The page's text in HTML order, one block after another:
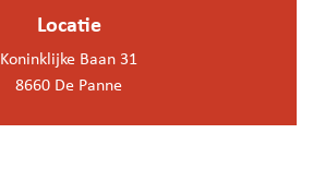
Locatie
Koninklijke Baan 31
8660 De Panne